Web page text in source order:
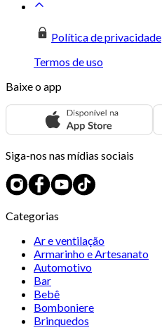
Política de privacidade
Termos de uso
Baixe o app
Siga-nos nas mídias sociais
Categorias
Ar e ventilação
Armarinho e Artesanato
Automotivo
Bar
Bebê
Bomboniere
Brinquedos